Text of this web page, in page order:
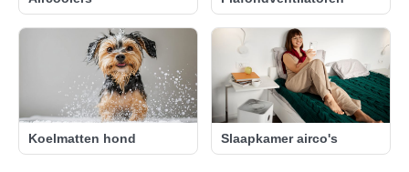
Koelmatten hond Slaapkamer airco's